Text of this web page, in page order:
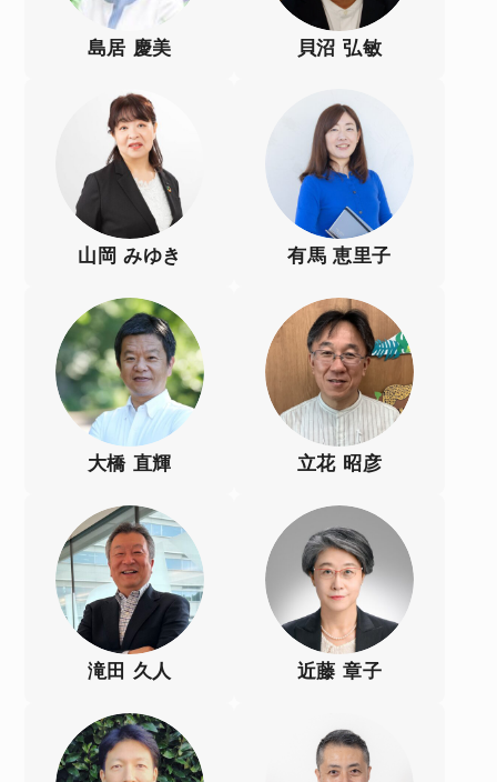
島居 慶美 貝沼 弘敏
山岡 みゆき 有馬 恵里子
大橋 直輝 立花 昭彦
滝田 久人 近藤 章子